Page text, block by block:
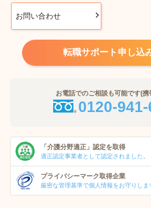
お問い合わせ
転職サポート申し込
お電話でのご相談も可能です(携
0120-
「介護分野適正」 認定を取得
適正認定事業者として認定されました。
プライバシーマーク取得企業
厳密な管理基準で個人情報をお守りしま